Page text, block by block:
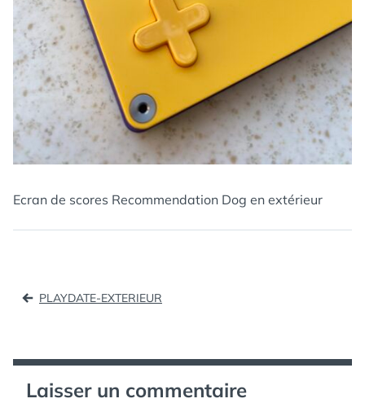
Ecran de scores Recommendation Dog en extérieur
Navigation
PLAYDATE-EXTERIEUR
Laisser un commentaire